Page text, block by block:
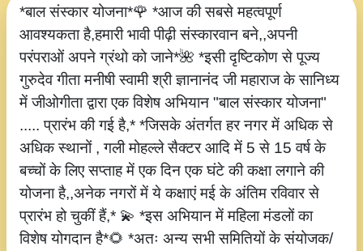
*बाल संस्कार योजना*🌹 *आज की सबसे महत्वपूर्ण
आवश्यकता है,हमारी भावी पीढ़ी संस्कारवान बने,,अपनी
परंपराओं अपने ग्रंथो को जाने*🌺 *इसी दृष्टिकोण से पूज्य
गुरुदेव गीता मनीषी स्वामी श्री ज्ञानानंद जी महाराज के सानिध्य
में जीओगीता द्वारा एक विशेष अभियान "बाल संस्कार योजना"
..... प्रारंभ की गई है,* *जिसके अंतर्गत हर नगर में अधिक से
अधिक स्थानों , गली मोहल्ले सैक्टर आदि में 5 से 15 वर्ष के
बच्चों के लिए सप्ताह में एक दिन एक घंटे की कक्षा लगाने की
योजना है,,अनेक नगरों में ये कक्षाएं मई के अंतिम रविवार से
प्रारंभ हो चुकीं हैं,* 💫 *इस अभियान में महिला मंडलों का
विशेष योगदान है*🌻 *अतः अन्य सभी समितियों के संयोजक/